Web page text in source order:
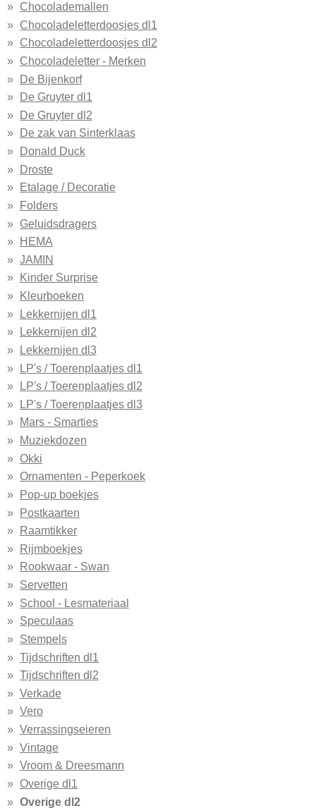
Chocolademallen
Chocoladeletterdoosjes dl1
Chocoladeletterdoosjes dl2
Chocoladeletter - Merken
De Bijenkorf
De Gruyter dl1
De Gruyter dl2
De zak van Sinterklaas
Donald Duck
Droste
Etalage / Decoratie
Folders
Geluidsdragers
HEMA
JAMIN
Kinder Surprise
Kleurboeken
Lekkernijen dl1
Lekkernijen dl2
Lekkernijen dl3
LP's / Toerenplaatjes dl1
LP's / Toerenplaatjes dl2
LP's / Toerenplaatjes dl3
Mars - Smarties
Muziekdozen
Okki
Ornamenten - Peperkoek
Pop-up boekjes
Postkaarten
Raamtikker
Rijmboekjes
Rookwaar - Swan
Servetten
School - Lesmateriaal
Speculaas
Stempels
Tijdschriften dl1
Tijdschriften dl2
Verkade
Vero
Verrassingseieren
Vintage
Vroom & Dreesmann
Overige dl1
Overige dl2